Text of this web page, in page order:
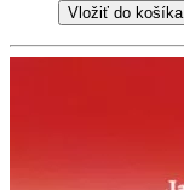
Vložiť do košíka